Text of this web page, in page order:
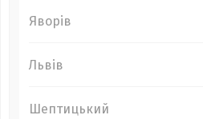
Яворів
Львів
Шептицький